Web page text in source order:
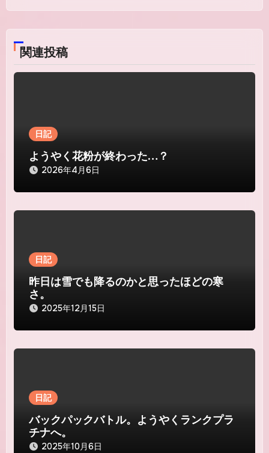
ナ
ビ
ゲ
ョ
ン
関連投稿
日記
ようやく花粉が終わった…？
2026年4月6日
日記
昨日は雪でも降るのかと思ったほどの寒
さ。
2025年12月15日
日記
バックパックバトル。ようやくランクプラ
チナへ。
2025年10月6日